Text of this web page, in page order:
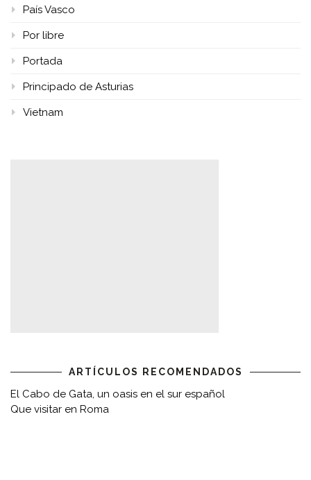
País Vasco
Por libre
Portada
Principado de Asturias
Vietnam
ARTÍCULOS RECOMENDADOS
El Cabo de Gata, un oasis en el sur español
Que visitar en Roma